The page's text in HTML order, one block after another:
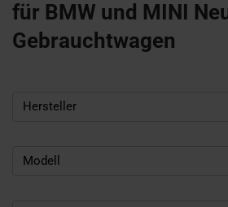
für BMW und MINI
Gebrauchtwagen
Hersteller
Modell